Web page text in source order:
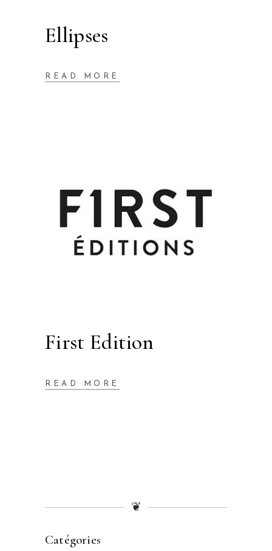
Ellipses
READ MORE
First Edition
READ MORE
❦
Catégories